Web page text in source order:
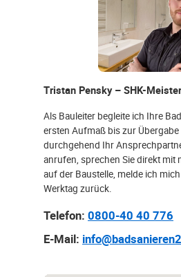
Tristan Pensky – SHK-Meister
Als Bauleiter begleite ich Ihre
ersten Aufmaß bis zur Übergabe
durchgehend Ihr
anrufen, sprechen Sie direkt mit
auf der Baustelle, melde ich
Werktag zurück.
Telefon: 0800-40 40 776
E-Mail: